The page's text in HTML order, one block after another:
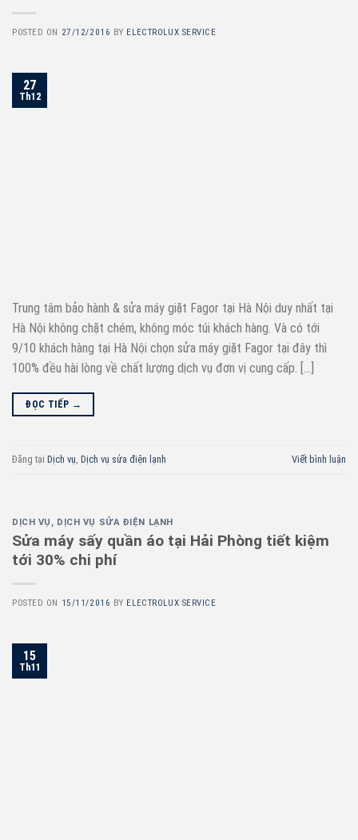
POSTED ON 27/12/2016 BY ELECTROLUX SERVICE
27
Th12
Trung tâm bảo hành & sửa máy giặt Fagor tại Hà Nội duy nhất tại
Hà Nội không chặt chém, không móc túi khách hàng. Và có tới
9/10 khách hàng tại Hà Nội chọn sửa máy giặt Fagor tại đây thì
100% đều hài lòng về chất lượng dịch vụ đơn vị cung cấp. […]
ĐỌC TIẾP →
Đăng tại Dịch vụ Dịch vụ sửa điện lạnh Viết bình luận
DỊCH VỤ , DỊCH VỤ SỬA ĐIỆN LẠNH
Sửa máy sấy quần áo tại Hải Phòng tiết kiệm
tới 30% chi phí
POSTED ON 15/11/2016 BY ELECTROLUX SERVICE
15
Th11